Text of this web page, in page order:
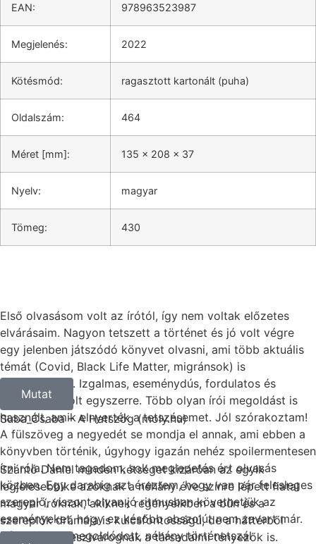
EAN: 978963523987
Megjelenés: 2022
Kötésmód: ragasztott kartonált (puha)
Oldalszám: 464
Méret [mm]: 135 x 208 x 37
Nyelv: magyar
Tömeg: 430
Első olvasásom volt az írótól, így nem voltak előzetes
elvárásaim. Nagyon tetszett a történet és jó volt végre
egy jelenben játszódó könyvet olvasni, ami több aktuális
témát (Covid, Black Life Matter, migránsok) is
felvonultatott. Izgalmas, eseménydús, fordulatos és
meglepő is volt egyszerre. Több olyan írói megoldást is
használt, amik elnyerték a tetszésemet. Jól szórakoztam!
A fülszöveg a negyedét se mondja el annak, ami ebben a
könyvben történik, úgyhogy igazán nehéz spoilermentesen
írni róla. Nem tagadom, sok meglepetés ért olvasás
közben. Egy darabig azt éreztem, hogy van pár felesleges
szereplő, viszont olyan jó ritmusban követhetjük az
eseményeket, hogy ez később abszolút nem zavart már.
Bár a fő ügy megoldódott, néhány történetszál
Mutat
Suba_Csaba – A Hatszög (moly.hu)
Szántó Dániel minden kétséget kizáróan az egyik
legjelesebbike azoknak a néhány éve színre lépett fiatal
magyar íróknak, akiknek regényeikben a bűn és a
szereplők drámája is kulcsfontosságú, de a háttérből
óhatatlanul beszivárognak a társadalmi tényezők is.